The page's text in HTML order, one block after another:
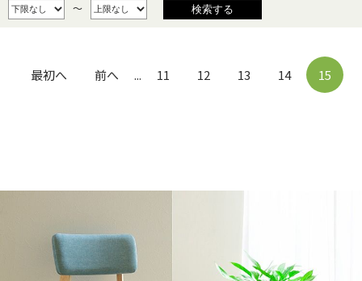
～
最初へ 前へ ... 11 12 13 14 15